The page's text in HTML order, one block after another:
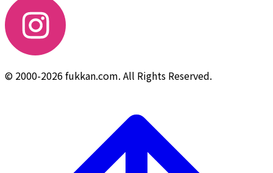
© 2000-2026 fukkan.com. All Rights Reserved.